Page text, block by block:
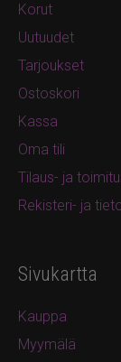
Korut
Uutuudet
Tarjoukset
Ostoskori
Kassa
Oma tili
Tilaus- ja
Rekisteri- ja
Sivukartta
Kauppa
Myymälä